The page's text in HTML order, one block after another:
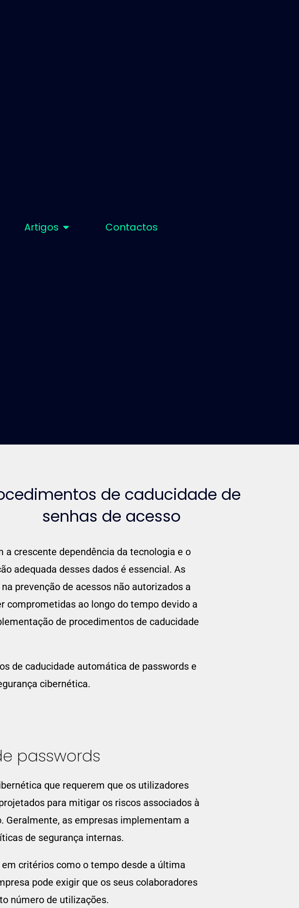
Artigos Contactos
de caducidade de
senhas de acesso
crescente dependência da tecnologia e o
adequada desses dados é essencial. As
prevenção de acessos não autorizados a
comprometidas ao longo do tempo devido a
de procedimentos de caducidade
de caducidade automática de passwords e
cibernética.
passwords
que requerem que os utilizadores
para mitigar os riscos associados à
Geralmente, as empresas implementam a
de segurança internas.
critérios como o tempo desde a última
pode exigir que os seus colaboradores
número de utilizações.